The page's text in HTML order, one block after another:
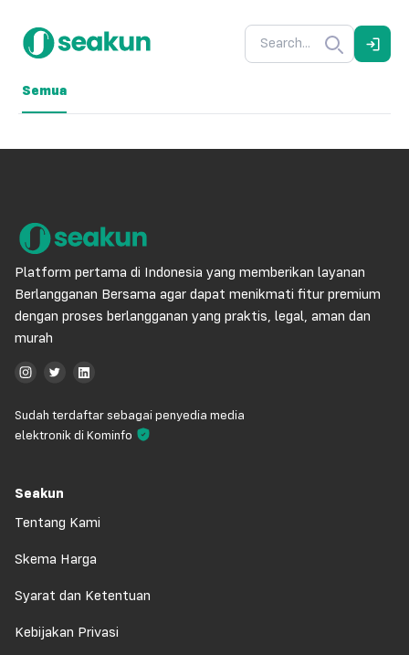
Semua
Platform pertama di Indonesia yang memberikan layanan
Berlangganan Bersama agar dapat menikmati fitur premium
dengan proses berlangganan yang praktis, legal, aman dan
murah
Sudah terdaftar sebagai penyedia media
elektronik di Kominfo
Seakun
Tentang Kami
Skema Harga
Syarat dan Ketentuan
Kebijakan Privasi